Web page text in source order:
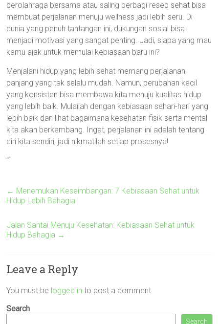
berolahraga bersama atau saling berbagi resep sehat bisa
membuat perjalanan menuju wellness jadi lebih seru. Di
dunia yang penuh tantangan ini, dukungan sosial bisa
menjadi motivasi yang sangat penting. Jadi, siapa yang mau
kamu ajak untuk memulai kebiasaan baru ini?
Menjalani hidup yang lebih sehat memang perjalanan
panjang yang tak selalu mudah. Namun, perubahan kecil
yang konsisten bisa membawa kita menuju kualitas hidup
yang lebih baik. Mulailah dengan kebiasaan sehari-hari yang
lebih baik dan lihat bagaimana kesehatan fisik serta mental
kita akan berkembang. Ingat, perjalanan ini adalah tentang
diri kita sendiri, jadi nikmatilah setiap prosesnya!
“`
← Menemukan Keseimbangan: 7 Kebiasaan Sehat untuk
Hidup Lebih Bahagia
Jalan Santai Menuju Kesehatan: Kebiasaan Sehat untuk
Hidup Bahagia →
Leave a Reply
You must be logged in to post a comment.
Search
Search